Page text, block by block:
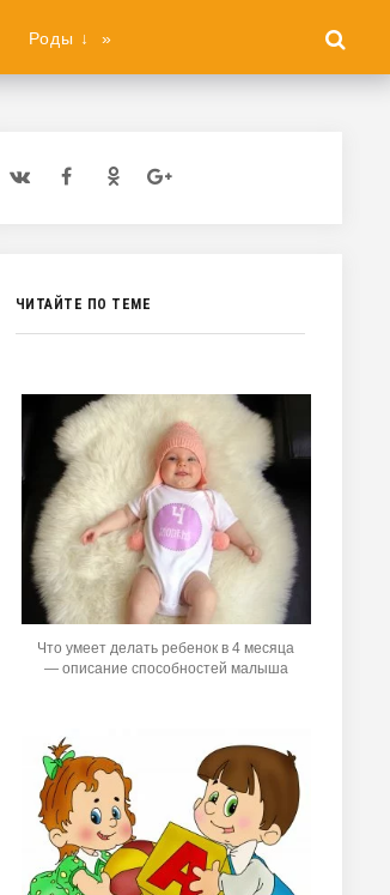
Роды ↓ »
ЧИТАЙТЕ ПО ТЕМЕ
Что умеет делать ребенок в 4 месяца
— описание способностей малыша